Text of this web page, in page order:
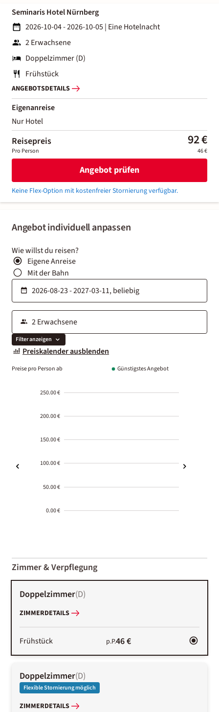
Angebot individuell anpassen
Wie willst du reisen?
Eigene Anreise
Mit der Bahn
Filter anzeigen
Preiskalender ausblenden
Preise pro Person ab Günstigstes Angebot
250.00 €
200.00 €
150.00 €
100.00 €
50.00 €
0.00 €
01-02
Zimmer & Verpflegung
Doppelzimmer(D)
ZIMMERDETAILS
Frühstück p.P.46 €
Doppelzimmer(D)
Flexible Stornierung möglich
ZIMMERDETAILS
Seminaris Hotel Nürnberg
2026-10-04 - 2026-10-05| Eine Hotelnacht
2 Erwachsene
Doppelzimmer (D)
Frühstück
ANGEBOTSDETAILS
Eigenanreise
Nur Hotel
Reisepreis 92 €
Pro Person 46 €
Angebot prüfen
Keine Flex-Option mit kostenfreier Stornierung verfügbar.